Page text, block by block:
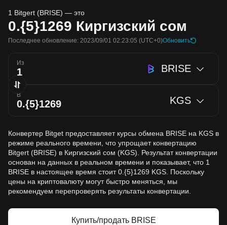
1 Bitgert (BRISE) — это
0.{5}1269 Киргизский сом
Последнее обновление: 2023/09/01 02:23:05 (UTC+0)Обновить
Из BRISE
В KGS
Конвертер Bitget предоставляет курсы обмена BRISE на KGS в
режиме реального времени, что упрощает конвертацию
Bitgert (BRISE) в Киргизский сом (KGS). Результат конвертации
основан на данных в реальном времени и показывает, что 1
BRISE в настоящее время стоит 0.{5}1269 KGS. Поскольку
цены на криптовалюту могут быстро меняться, мы
рекомендуем перепроверять результаты конвертации.
Купить/продать BRISE